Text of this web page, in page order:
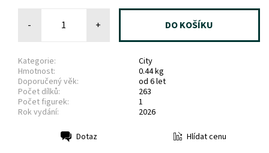
- +
Kategorie:
City
Hmotnost:
0.44 kg
Doporučený věk:
od 6 let
Počet dílků:
263
Počet figurek:
1
Rok vydání:
2026
Dotaz
Hlídat cenu